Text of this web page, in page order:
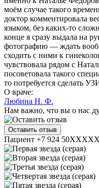
моём случае такого
доктор комментировала
языком, без каких-то
конце я сразу выдала на
фотографию — ждать
сходить с ними к
чувствовала рядом с
посоветовала такого
то потребуется сделать
О враче:
Любина Н. Ф.
Нам важно, что вы о нас
Оставить отзыв
Пациент +7 924 50XXXXX